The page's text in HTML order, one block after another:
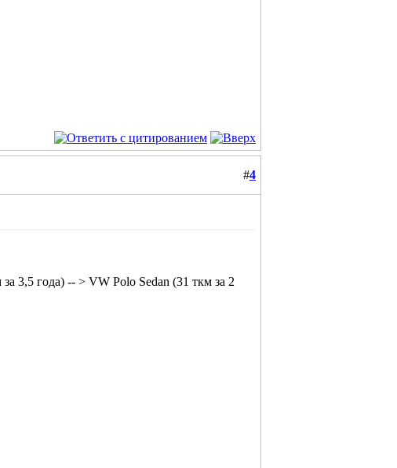
#4
3,5 года) -- > VW Polo Sedan (31 ткм за 2